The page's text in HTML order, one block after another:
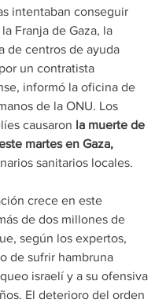
intentaban conseguir
Franja de Gaza, la
de centros de ayuda
un contratista
informó la oficina de
de la ONU. Los
causaron la muerte de
martes en Gaza,
sanitarios locales.
crece en este
de dos millones de
según los expertos,
de sufrir hambruna
israelí y a su ofensiva
El deterioro del orden